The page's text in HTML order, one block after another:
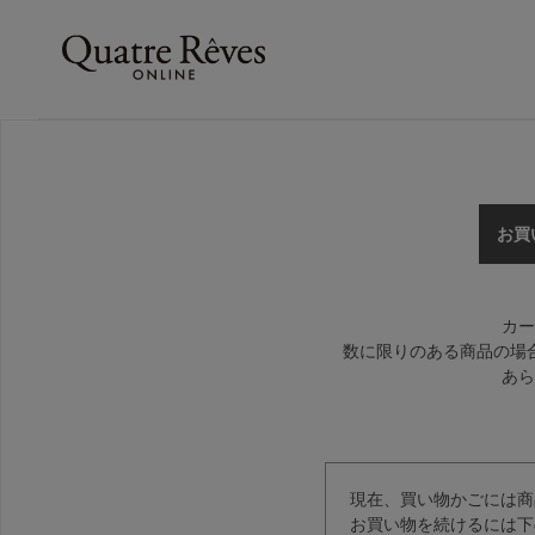
お買
カ
数に限りのある商品の場
あ
現在、買い物かごには
お買い物を続けるには